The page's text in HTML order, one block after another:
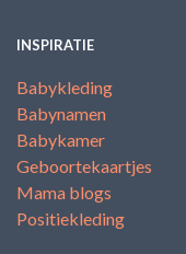
INSPIRATIE
Babykleding
Babynamen
Babykamer
Geboortekaartjes
Mama blogs
Positiekleding